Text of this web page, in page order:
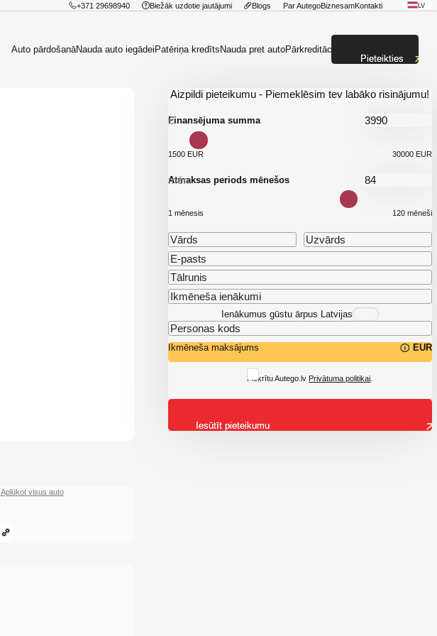
+371 29698940 Biežāk uzdotie jautājumi Blogs Par AutegoBiznesamKontakti LV
Auto pārdošanāNauda auto iegādeiPatēriņa kredītsNauda pret autoPārkreditācija
Aplūkot visus auto
Aizpildi pieteikumu - Piemeklēsim tev labāko risinājumu!
Finansējuma summa
€
1500 EUR 30000 EUR
Atmaksas periods mēnešos
mēn.
1 mēnesis 120 mēneši
Ienākumus gūstu ārpus Latvijas
Ikmēneša maksājums EUR
Piekrītu Autego.lv Privātuma politikai